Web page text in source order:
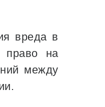
вреда в
право на
между